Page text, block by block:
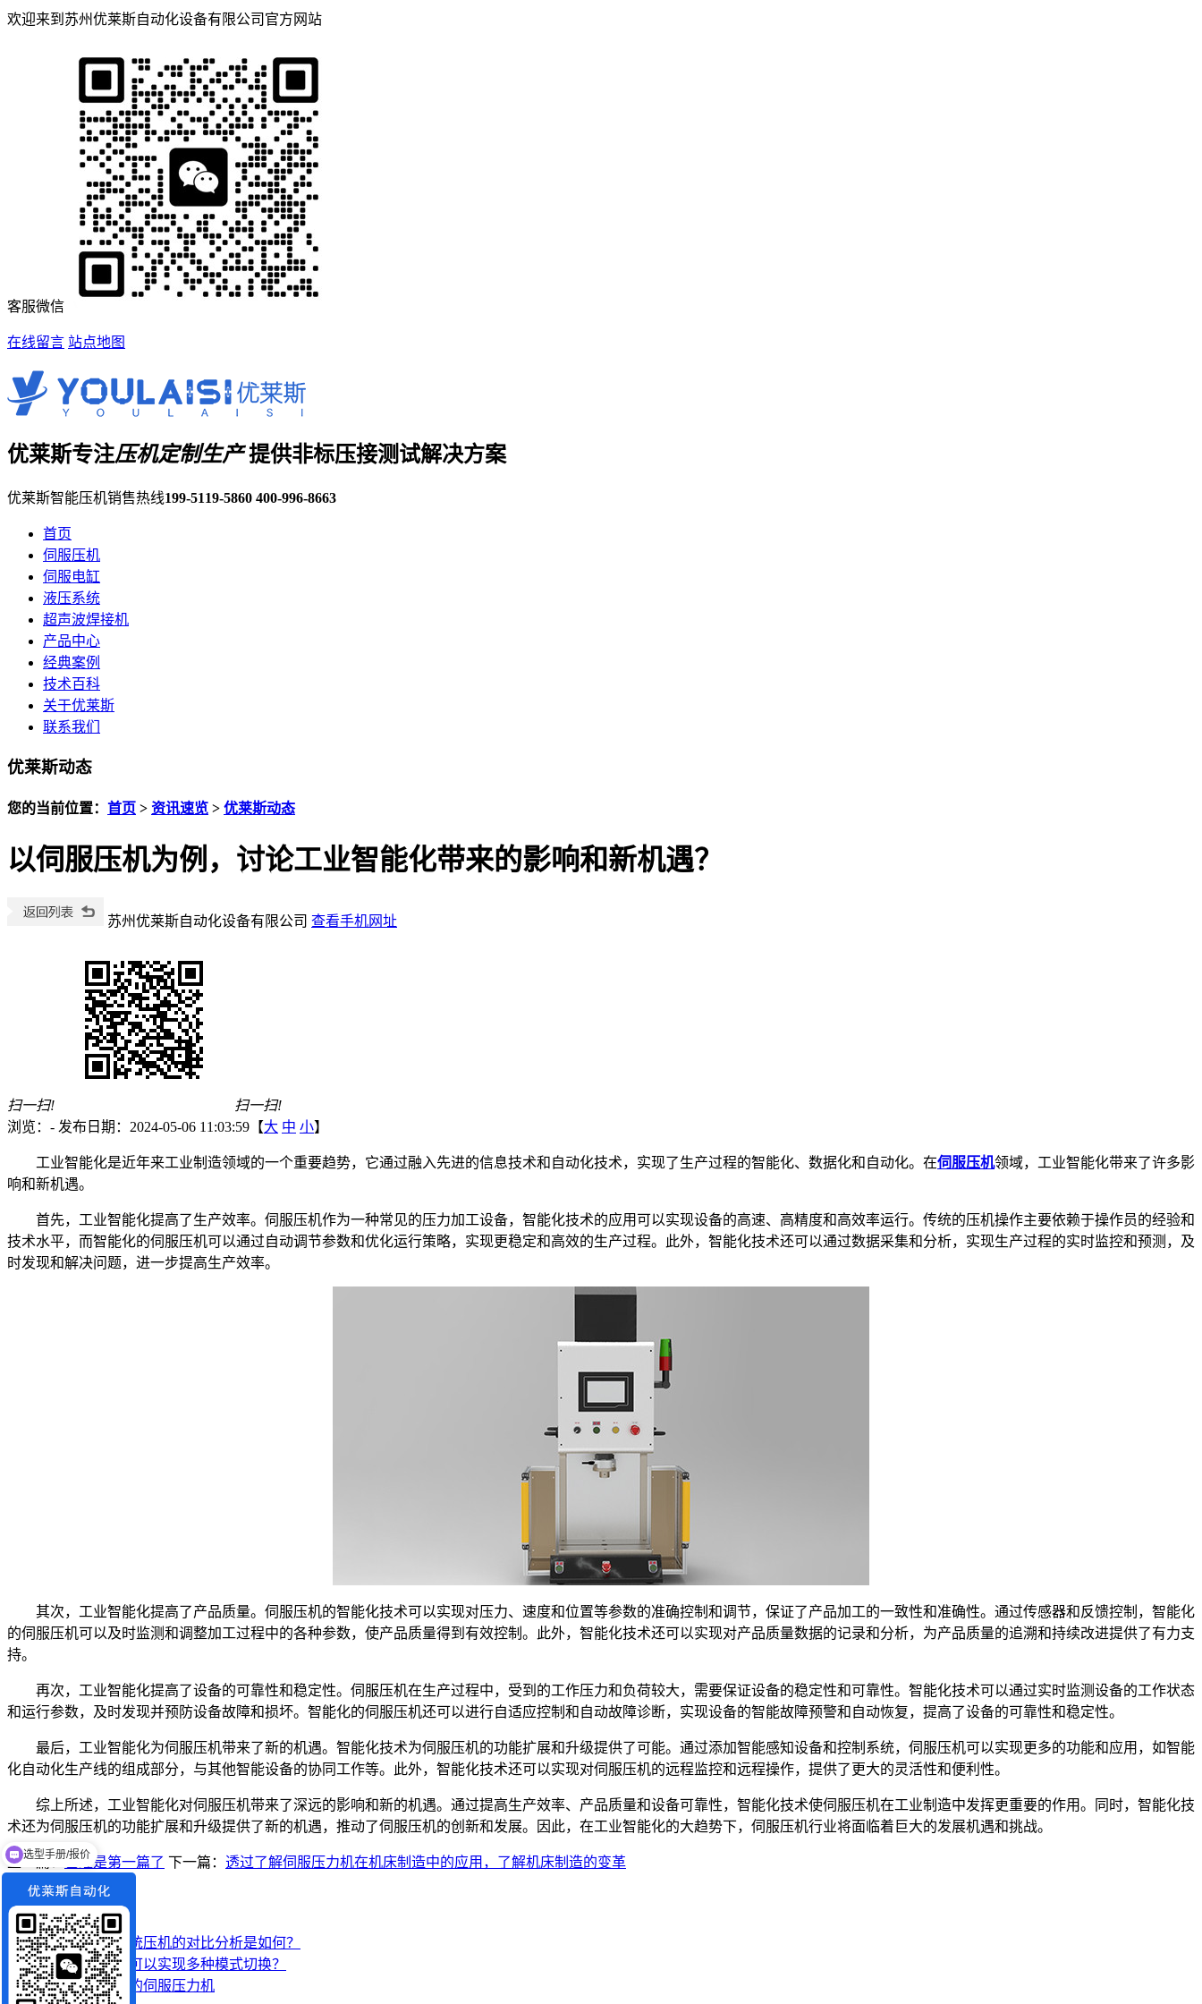
欢迎来到苏州优莱斯自动化设备有限公司官方网站
客服微信
在线留言 站点地图
优莱斯专注压机定制生产 提供非标压接测试解决方案
优莱斯智能压机销售热线199-5119-5860 400-996-8663
首页
伺服压机
伺服电缸
液压系统
超声波焊接机
产品中心
经典案例
技术百科
关于优莱斯
联系我们
优莱斯动态
您的当前位置： 首页 > 资讯速览 > 优莱斯动态
以伺服压机为例，讨论工业智能化带来的影响和新机遇？
苏州优莱斯自动化设备有限公司 查看手机网址
扫一扫!
扫一扫!
浏览： - 发布日期：2024-05-06 11:03:59【大 中 小】
工业智能化是近年来工业制造领域的一个重要趋势，它通过融入先进的信息技术和自动化技术，实现了生产过程的智能化、数据化和自动化。在伺服压机领域，工业智能化带来了许多影
响和新机遇。
首先，工业智能化提高了生产效率。伺服压机作为一种常见的压力加工设备，智能化技术的应用可以实现设备的高速、高精度和高效率运行。传统的压机操作主要依赖于操作员的经验和
技术水平，而智能化的伺服压机可以通过自动调节参数和优化运行策略，实现更稳定和高效的生产过程。此外，智能化技术还可以通过数据采集和分析，实现生产过程的实时监控和预测，及
时发现和解决问题，进一步提高生产效率。
其次，工业智能化提高了产品质量。伺服压机的智能化技术可以实现对压力、速度和位置等参数的准确控制和调节，保证了产品加工的一致性和准确性。通过传感器和反馈控制，智能化
的伺服压机可以及时监测和调整加工过程中的各种参数，使产品质量得到有效控制。此外，智能化技术还可以实现对产品质量数据的记录和分析，为产品质量的追溯和持续改进提供了有力支
持。
再次，工业智能化提高了设备的可靠性和稳定性。伺服压机在生产过程中，受到的工作压力和负荷较大，需要保证设备的稳定性和可靠性。智能化技术可以通过实时监测设备的工作状态
和运行参数，及时发现并预防设备故障和损坏。智能化的伺服压机还可以进行自适应控制和自动故障诊断，实现设备的智能故障预警和自动恢复，提高了设备的可靠性和稳定性。
最后，工业智能化为伺服压机带来了新的机遇。智能化技术为伺服压机的功能扩展和升级提供了可能。通过添加智能感知设备和控制系统，伺服压机可以实现更多的功能和应用，如智能
化自动化生产线的组成部分，与其他智能设备的协同工作等。此外，智能化技术还可以实现对伺服压机的远程监控和远程操作，提供了更大的灵活性和便利性。
综上所述，工业智能化对伺服压机带来了深远的影响和新的机遇。通过提高生产效率、产品质量和设备可靠性，智能化技术使伺服压机在工业制造中发挥更重要的作用。同时，智能化技
术还为伺服压机的功能扩展和升级提供了新的机遇，推动了伺服压机的创新和发展。因此，在工业智能化的大趋势下，伺服压机行业将面临着巨大的发展机遇和挑战。
上一篇：已经是第一篇了 下一篇： 透过了解伺服压力机在机床制造中的应用，了解机床制造的变革
推荐阅读”
伺服压机与传统压机的对比分析是如何？
伺服压机是否可以实现多种模式切换？
如何选择合适的伺服压力机
选型手册/报价